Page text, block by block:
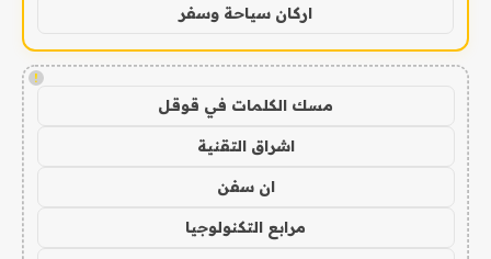
اركان سياحة وسفر
!
مسك الكلمات في قوقل
اشراق التقنية
ان سفن
مرابع التكنولوجيا